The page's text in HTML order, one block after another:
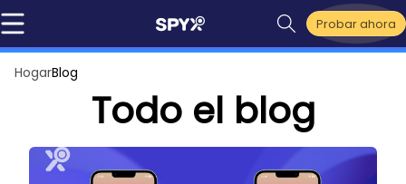
Probar ahora
HogarBlog
Todo el blog